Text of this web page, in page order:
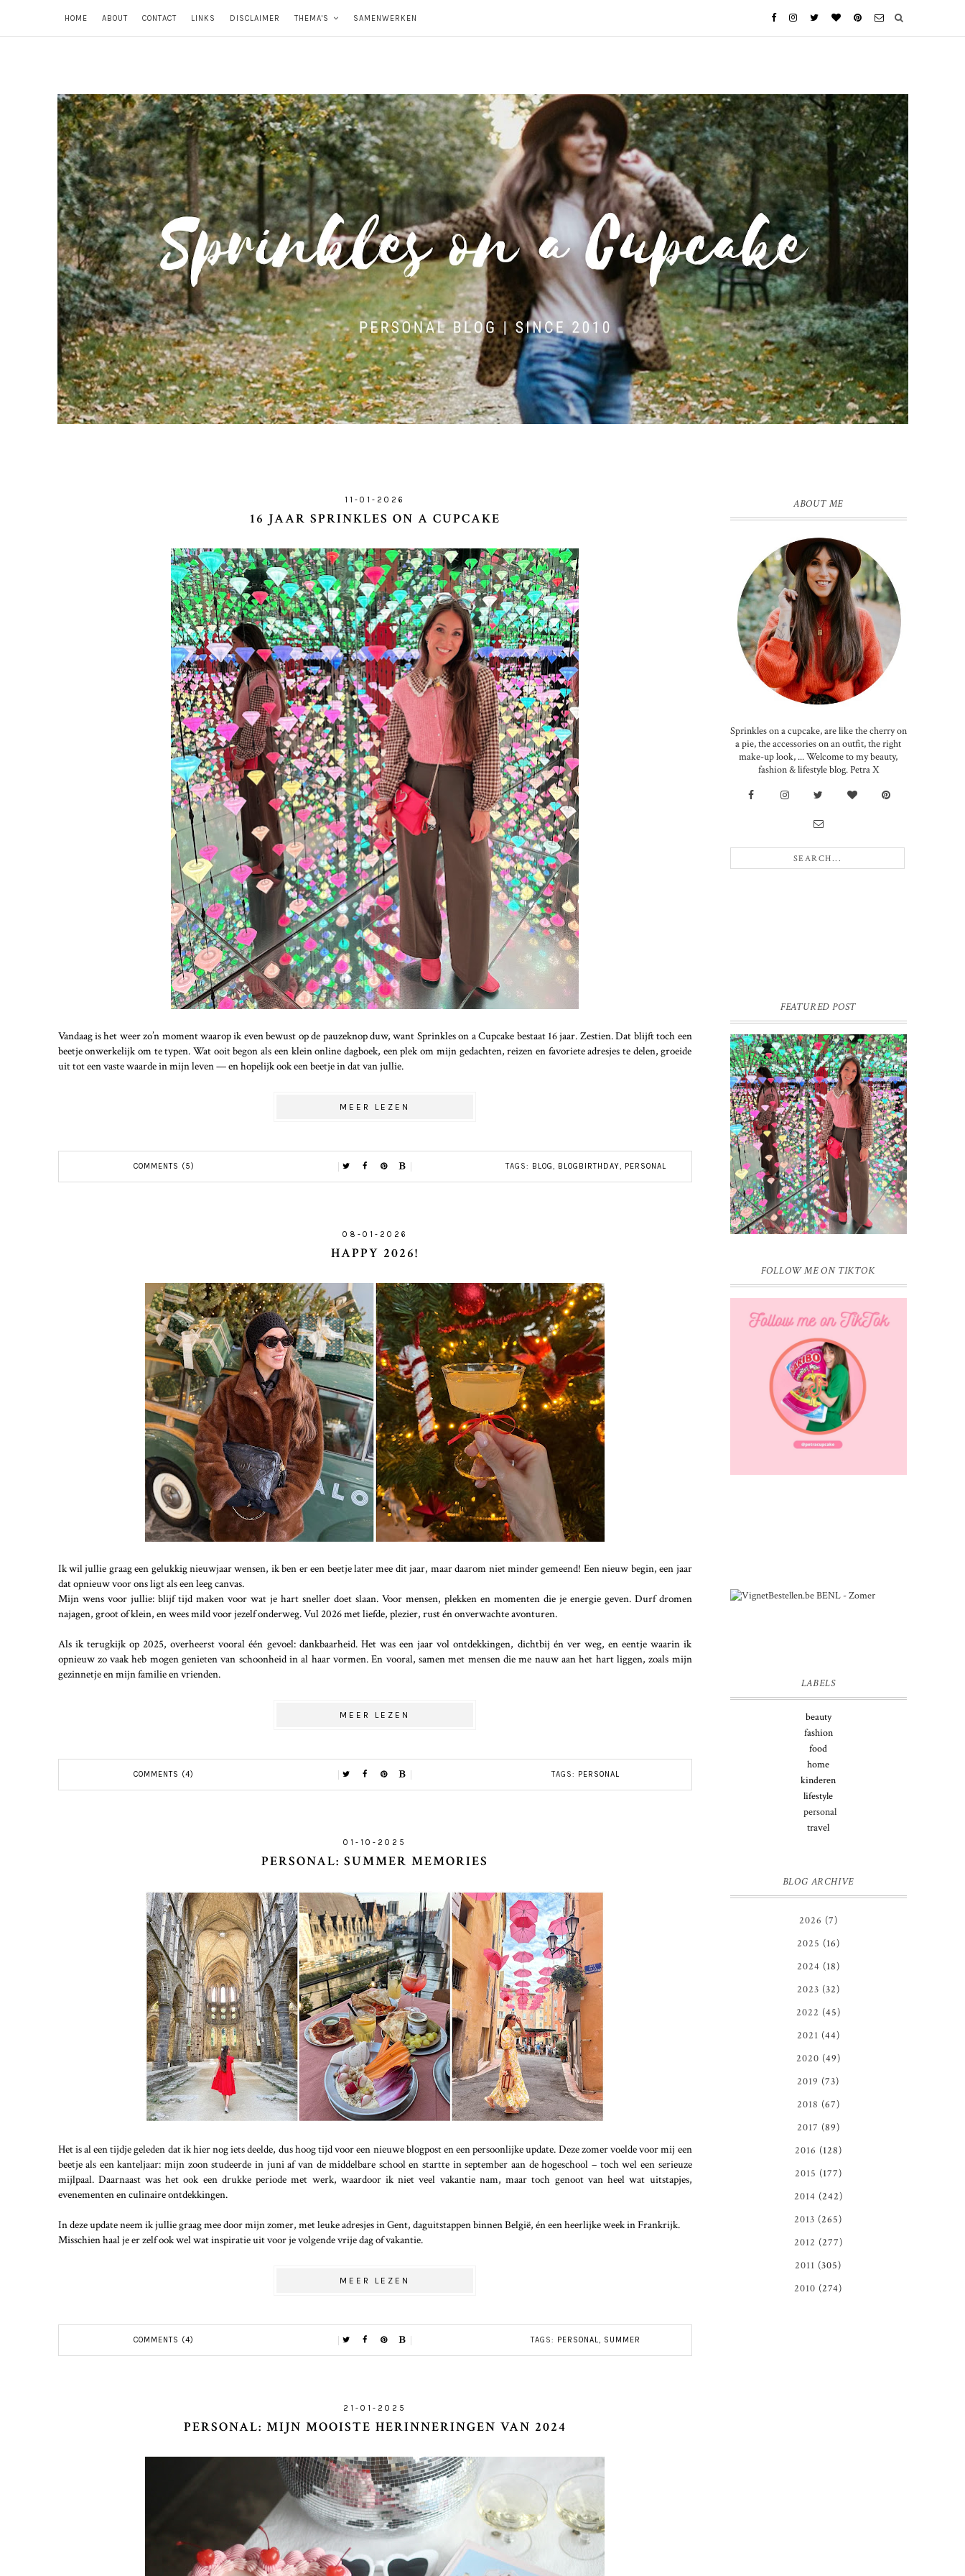
HOME ABOUT CONTACT LINKS DISCLAIMER THEMA'S SAMENWERKEN
11-01-2026
16 JAAR SPRINKLES ON A CUPCAKE
Vandaag is het weer zo’n moment waarop ik even bewust op de pauzeknop duw, want Sprinkles on a Cupcake bestaat 16 jaar. Zestien. Dat blijft toch een
beetje onwerkelijk om te typen. Wat ooit begon als een klein online dagboek, een plek om mijn gedachten, reizen en favoriete adresjes te delen, groeide
uit tot een vaste waarde in mijn leven — en hopelijk ook een beetje in dat van jullie.
MEER LEZEN
COMMENTS (5) TAGS: BLOG, BLOGBIRTHDAY, PERSONAL
08-01-2026
HAPPY 2026!
Ik wil jullie graag een gelukkig nieuwjaar wensen, ik ben er een beetje later mee dit jaar, maar daarom niet minder gemeend! Een nieuw begin, een jaar
dat opnieuw voor ons ligt als een leeg canvas.
Mijn wens voor jullie: blijf tijd maken voor wat je hart sneller doet slaan. Voor mensen, plekken en momenten die je energie geven. Durf dromen
najagen, groot of klein, en wees mild voor jezelf onderweg. Vul 2026 met liefde, plezier, rust én onverwachte avonturen.
Als ik terugkijk op 2025, overheerst vooral één gevoel: dankbaarheid. Het was een jaar vol ontdekkingen, dichtbij én ver weg, en eentje waarin ik
opnieuw zo vaak heb mogen genieten van schoonheid in al haar vormen. En vooral, samen met mensen die me nauw aan het hart liggen, zoals mijn
gezinnetje en mijn familie en vrienden.
MEER LEZEN
COMMENTS (4) TAGS: PERSONAL
01-10-2025
PERSONAL: SUMMER MEMORIES
Het is al een tijdje geleden dat ik hier nog iets deelde, dus hoog tijd voor een nieuwe blogpost en een persoonlijke update. Deze zomer voelde voor mij een
beetje als een kanteljaar: mijn zoon studeerde in juni af van de middelbare school en startte in september aan de hogeschool – toch wel een serieuze
mijlpaal. Daarnaast was het ook een drukke periode met werk, waardoor ik niet veel vakantie nam, maar toch genoot van heel wat uitstapjes,
evenementen en culinaire ontdekkingen.
In deze update neem ik jullie graag mee door mijn zomer, met leuke adresjes in Gent, daguitstappen binnen België, én een heerlijke week in Frankrijk.
Misschien haal je er zelf ook wel wat inspiratie uit voor je volgende vrije dag of vakantie.
MEER LEZEN
COMMENTS (4) TAGS: PERSONAL, SUMMER
21-01-2025
PERSONAL: MIJN MOOISTE HERINNERINGEN VAN 2024
ABOUT ME
Sprinkles on a cupcake, are like the cherry on
a pie, the accessories on an outfit, the right
make-up look, ... Welcome to my beauty,
fashion & lifestyle blog. Petra X
FEATURED POST
16 JAAR SPRINKLES ON A
CUPCAKE
Vandaag is het weer zo’n moment waarop
ik even bewust op de pauzeknop duw, want
Sprinkles on a Cupcake bestaat 16 jaar.
Zestien. Dat blijft ...
FOLLOW ME ON TIKTOK
LABELS
beauty
fashion
food
home
kinderen
lifestyle
personal
travel
BLOG ARCHIVE
2026 (7)
2025 (16)
2024 (18)
2023 (32)
2022 (45)
2021 (44)
2020 (49)
2019 (73)
2018 (67)
2017 (89)
2016 (128)
2015 (177)
2014 (242)
2013 (265)
2012 (277)
2011 (305)
2010 (274)